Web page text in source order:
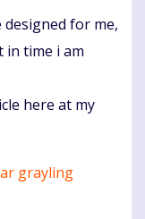
designed for me,
time i am
here at my
grayling